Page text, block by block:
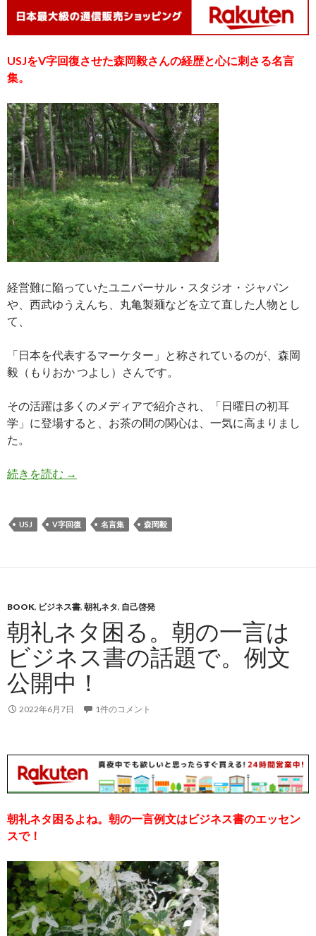
USJをV字回復させた森岡毅さんの経歴と心に刺さる名言
集。
経営難に陥っていたユニバーサル・スタジオ・ジャパン
や、西武ゆうえんち、丸亀製麺などを立て直した人物とし
て、
「日本を代表するマーケター」と称されているのが、森岡
毅（もりおか つよし）さんです。
その活躍は多くのメディアで紹介され、「日曜日の初耳
学」に登場すると、お茶の間の関心は、一気に高まりまし
た。
続きを読む USJをV字回復させた森岡毅さんの、経歴と心に
→
USJ V字回復 名言集 森岡毅
BOOK, ビジネス書, 朝礼ネタ, 自己啓発
朝礼ネタ困る。朝の一言は
ビジネス書の話題で。例文
公開中！
2022年6月7日 1件のコメント
朝礼ネタ困るよね。朝の一言例文はビジネス書のエッセン
スで！